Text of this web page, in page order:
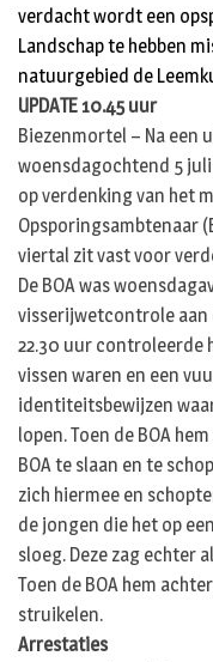
verdacht wordt een
Landschap te hebben
natuurgebied de
UPDATE 10.45 uur
Biezenmortel – Na een
woensdagochtend 5
op verdenking van het
Opsporingsambtenaar
viertal zit vast voor
De BOA was
visserijwetcontrole aan
22.30 uur controleerde
vissen waren en een
identiteitsbewijzen
lopen. Toen de BOA
BOA te slaan en te
zich hiermee en
de jongen die het op
sloeg. Deze zag echter
Toen de BOA hem
struikelen.
Arrestaties